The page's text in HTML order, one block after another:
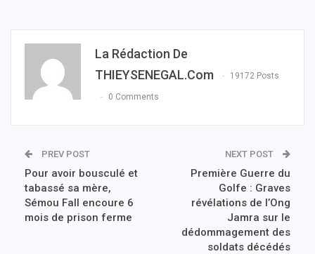
La Rédaction De
THIEYSENEGAL.com
19172 Posts
0 Comments
PREV POST
Pour avoir bousculé et
tabassé sa mère,
Sémou Fall encoure 6
mois de prison ferme
NEXT POST
Première Guerre du
Golfe : Graves
révélations de l’Ong
Jamra sur le
dédommagement des
soldats décédés